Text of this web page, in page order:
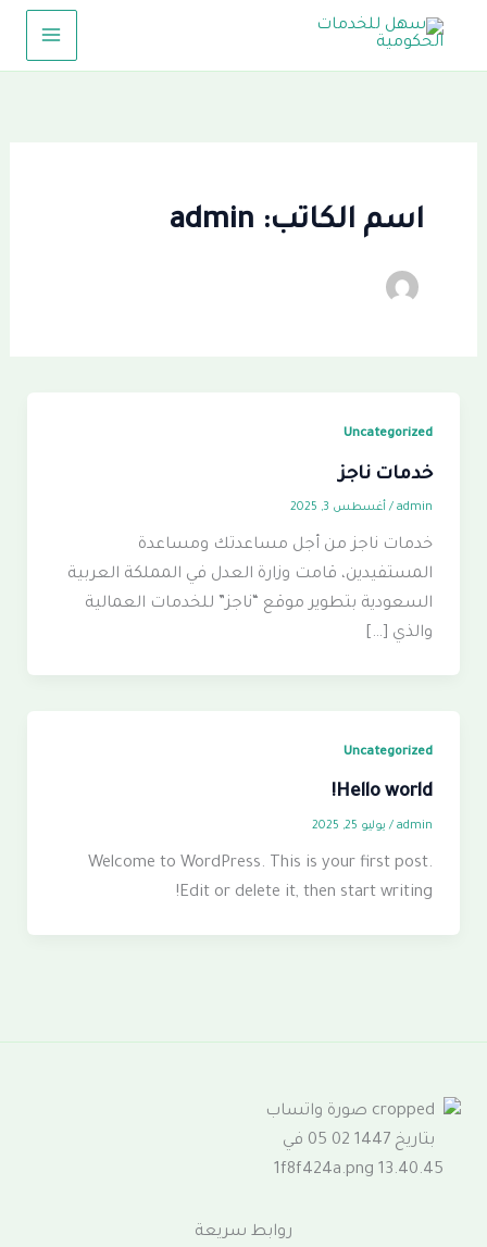
المحتوى
اسم الكاتب: admin
Uncategorized
خدمات ناجز
admin
/ أغسطس 3, 2025
خدمات ناجز من أجل مساعدتك ومساعدة
المستفيدين، قامت وزارة العدل في المملكة العربية
السعودية بتطوير موقع “ناجز” للخدمات العمالية
والذي […]
Uncategorized
Hello world!
admin
/ يوليو 25, 2025
Welcome to WordPress. This is your first post.
Edit or delete it, then start writing!
روابط سريعة